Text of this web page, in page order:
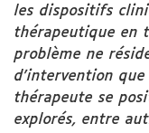
les dispositifs
thérapeutique en
problème ne
d’intervention
thérapeute se
explorés, entre